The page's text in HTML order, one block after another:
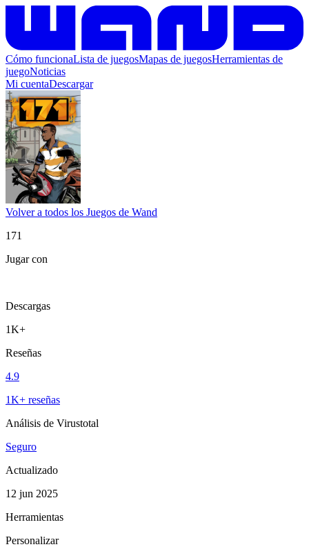
Cómo funcionaLista de juegosMapas de juegosHerramientas de
juegoNoticias
Mi cuentaDescargar
Volver a todos los Juegos de Wand
171
Jugar con
Descargas
1K+
Reseñas
4.9
1K+ reseñas
Análisis de Virustotal
Seguro
Actualizado
12 jun 2025
Herramientas
Personalizar